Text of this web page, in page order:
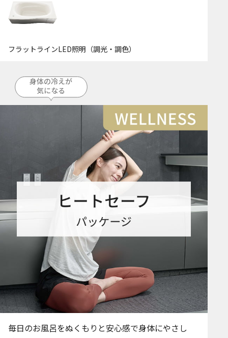
フラットラインLED照明（調光・調色）
身体の冷えが
気になる
毎日のお風呂をぬくもりと安心感で身体にやさし